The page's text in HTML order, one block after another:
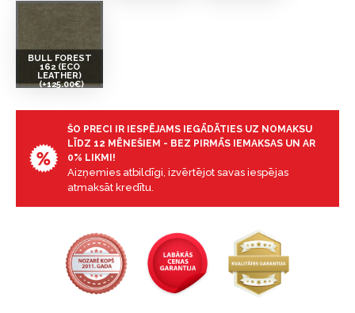
BULL FOREST
162 (ECO
LEATHER)
(+125.00€)
ŠO PRECI IR IESPĒJAMS IEGĀDĀTIES UZ NOMAKSU
LĪDZ 12 MĒNEŠIEM - BEZ PIRMĀS IEMAKSAS UN AR
0% LIKMI!
Aizņemies atbildīgi, izvērtējot savas iespējas
atmaksāt kredītu.